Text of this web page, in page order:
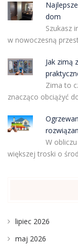
dom
Szukasz
w nowoczesną
Jak zimą
Zima to
znacząco obciążyć
W
większej troski o
lipiec 2026
maj 2026